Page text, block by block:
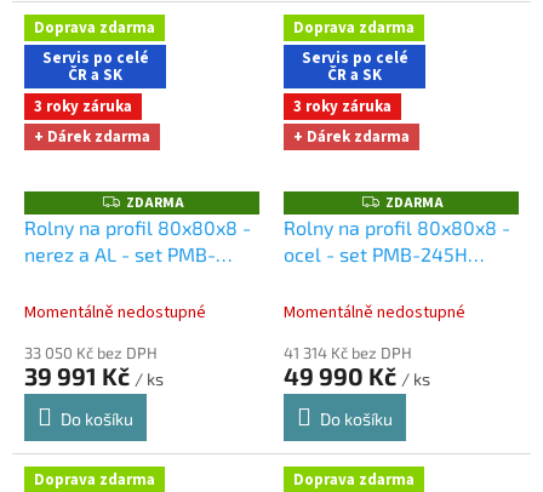
Doprava zdarma
Servis po celé
ČR a SK
3 roky záruka
+ Dárek zdarma
Z
D
A
R
ZDARMA
Rolny na profil 80x80x8 -
nerez a AL - set PMB-
zdarma při nákupu na e-
Momentálně nedostupné
33 050 Kč bez DPH
39 991 Kč / ks
Do košíku
Doprava zdarma
Servis po celé
ČR a SK
3 roky záruka
+ Dárek zdarma
Z
D
A
R
ZDARMA
Rolny na profil 80x80x8 -
ocel - set PMB-245H
při nákupu na e-shopu
Momentálně nedostupné
41 314 Kč bez DPH
49 990 Kč / ks
Do košíku
Doprava zdarma
Doprava zdarma